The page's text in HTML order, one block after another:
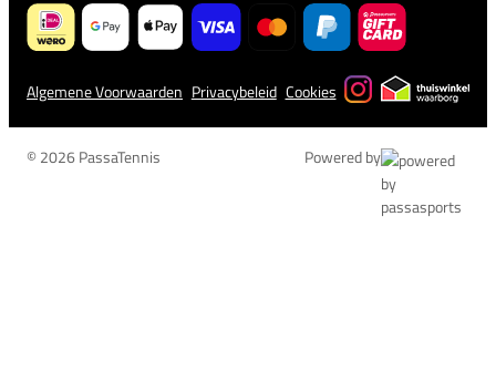
Algemene Voorwaarden Privacybeleid Cookies
© 2026 PassaTennis Powered by